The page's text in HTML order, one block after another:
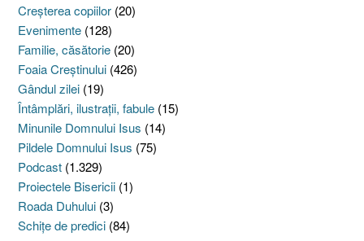
Creşterea copiilor (20)
Evenimente (128)
Familie, căsătorie (20)
Foaia Creştinului (426)
Gândul zilei (19)
Întâmplări, ilustraţii, fabule (15)
Minunile Domnului Isus (14)
Pildele Domnului Isus (75)
Podcast (1.329)
Proiectele Bisericii (1)
Roada Duhului (3)
Schiţe de predici (84)